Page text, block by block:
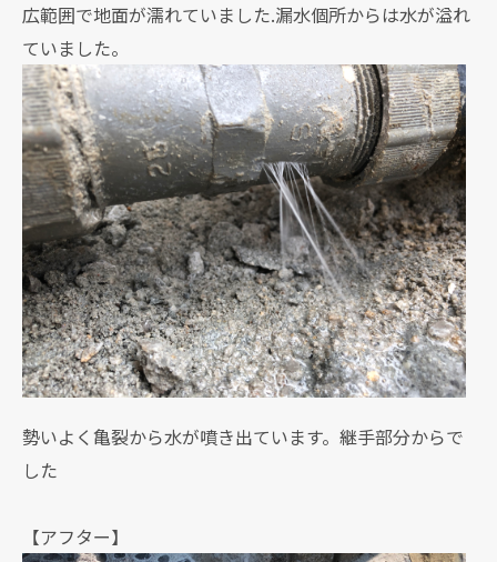
広範囲で地面が濡れていました.漏水個所からは水が溢れ
ていました。
勢いよく亀裂から水が噴き出ています。継手部分からで
した
【アフター】